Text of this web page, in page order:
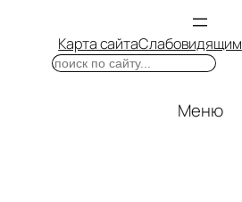
Карта сайтаСлабовидящим
Поиск
Меню